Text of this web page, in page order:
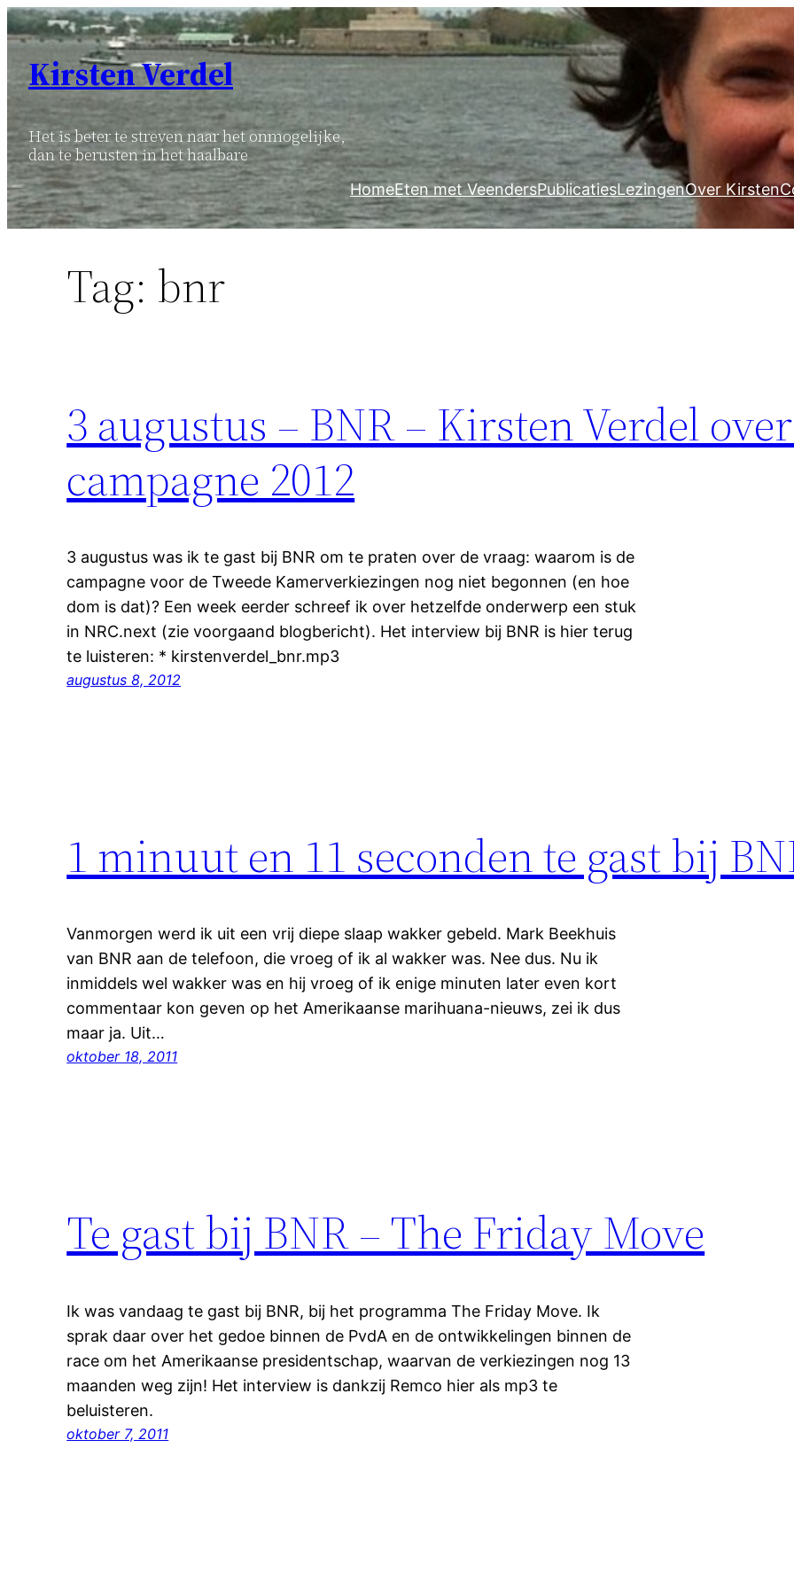
Ga
naar
inhoud
Kirsten Verdel
Het is beter te streven naar het onmogelijke,
dan te berusten in het haalbare
HomeEten met VeendersPublicatiesLezingenOver Kirsten
Tag: bnr
3 augustus – BNR – Kirsten Verdel
campagne 2012
3 augustus was ik te gast bij BNR om te praten over de vraag: waarom is de
campagne voor de Tweede Kamerverkiezingen nog niet begonnen (en hoe
dom is dat)? Een week eerder schreef ik over hetzelfde onderwerp een stuk
in NRC.next (zie voorgaand blogbericht). Het interview bij BNR is hier terug
te luisteren: * kirstenverdel_bnr.mp3
augustus 8, 2012
1 minuut en 11 seconden te gast bij
Vanmorgen werd ik uit een vrij diepe slaap wakker gebeld. Mark Beekhuis
van BNR aan de telefoon, die vroeg of ik al wakker was. Nee dus. Nu ik
inmiddels wel wakker was en hij vroeg of ik enige minuten later even kort
commentaar kon geven op het Amerikaanse marihuana-nieuws, zei ik dus
maar ja. Uit…
oktober 18, 2011
Te gast bij BNR – The Friday Move
Ik was vandaag te gast bij BNR, bij het programma The Friday Move. Ik
sprak daar over het gedoe binnen de PvdA en de ontwikkelingen binnen de
race om het Amerikaanse presidentschap, waarvan de verkiezingen nog 13
maanden weg zijn! Het interview is dankzij Remco hier als mp3 te
beluisteren.
oktober 7, 2011